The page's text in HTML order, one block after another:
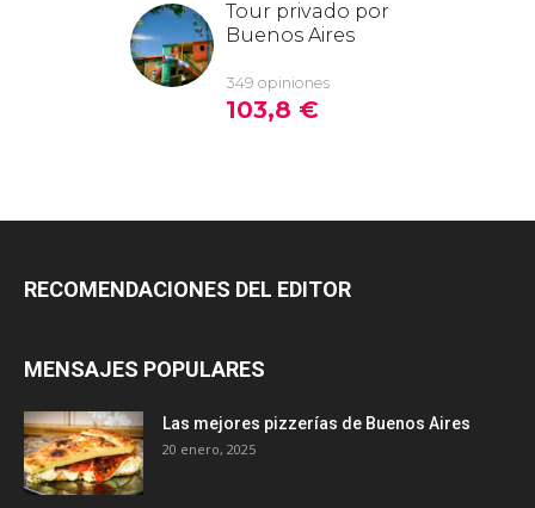
RECOMENDACIONES DEL EDITOR
MENSAJES POPULARES
Las mejores pizzerías de Buenos Aires
20 enero, 2025